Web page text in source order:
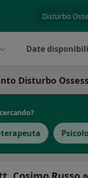
Date disponibili
Disturbo